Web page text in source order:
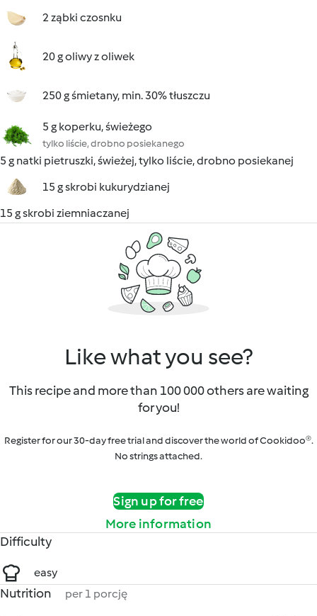
2 ząbki czosnku
20 g oliwy z oliwek
250 g śmietany, min. 30% tłuszczu
5 g koperku, świeżego
tylko liście, drobno posiekanego
5 g natki pietruszki, świeżej, tylko liście, drobno posiekanej
15 g skrobi kukurydzianej
15 g skrobi ziemniaczanej
Like what you see?
This recipe and more than 100 000 others are waiting
for you!
Register for our 30-day free trial and discover the world of Cookidoo®.
No strings attached.
Sign up for free
More information
Difficulty
easy
Nutrition per 1 porcję